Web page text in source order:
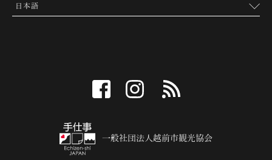
facebook instagram
一般社団法人越前市観光協会